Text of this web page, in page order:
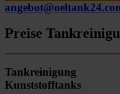
Preise
Tankreinigung
Kunststofftanks